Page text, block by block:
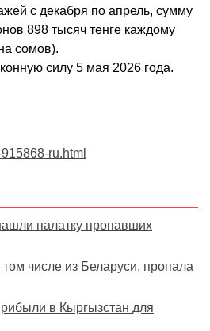
с декабря по апрель, сумму
898 тысяч тенге каждому
сомов).
силу 5 мая 2026 года.
ru.html
палатку пропавших
числе из Беларуси, пропала
в Кыргызстан для